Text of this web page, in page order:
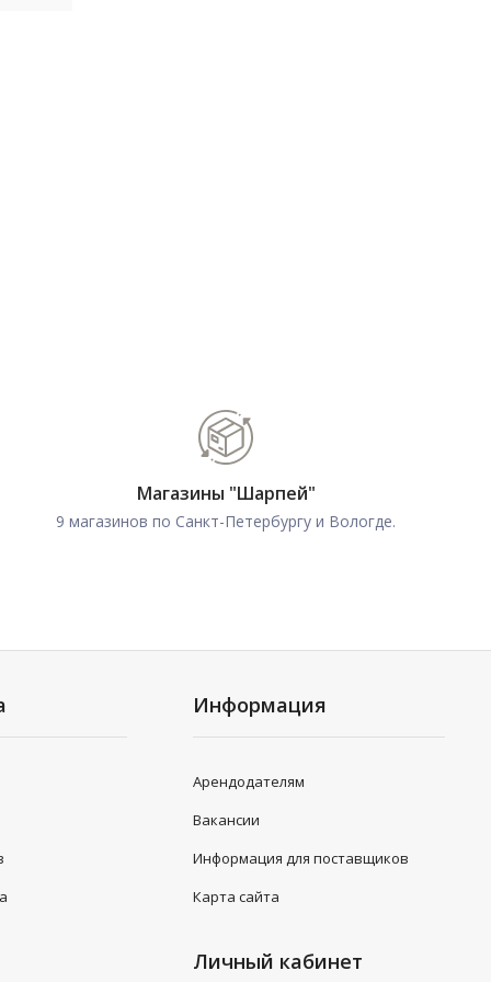
Магазины "Шарпей"
9 магазинов по Санкт-Петербургу и Вологде.
Информация
Арендодателям
Вакансии
Информация для поставщиков
Карта сайта
Личный кабинет